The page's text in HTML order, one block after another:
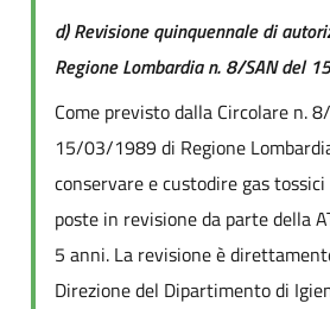
d) Revisione quinquennale di
Regione Lombardia n. 8/SAN del
Come previsto dalla Circolare n.
15/03/1989 di Regione
conservare e custodire gas tossici
poste in revisione da parte della
5 anni. La revisione è
Direzione del Dipartimento di